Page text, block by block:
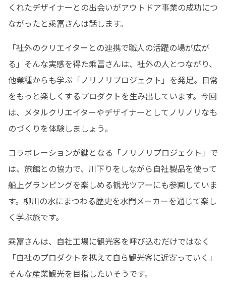
くれたデザイナーとの出会いがアウトドア事業の成功につ
ながったと乘冨さんは話します。
「社外のクリエイターとの連携で職人の活躍の場が広が
る」そんな実感を得た乘冨さんは、社外の人とつながり、
他業種からも学ぶ「ノリノリプロジェクト」を発足。日常
をもっと楽しくするプロダクトを生み出しています。今回
は、メタルクリエイターやデザイナーとしてノリノリなも
のづくりを体験しましょう。
コラボレーションが鍵となる「ノリノリプロジェクト」で
は、旅館との協力で、川下りをしながら自社製品を使って
船上グランピングを楽しめる観光ツアーにも参画していま
す。柳川の水にまつわる歴史を水門メーカーを通じて楽し
く学ぶ旅です。
乘冨さんは、自社工場に観光客を呼び込むだけではなく
「自社のプロダクトを携えて自ら観光客に近寄っていく」
そんな産業観光を目指したいそうです。